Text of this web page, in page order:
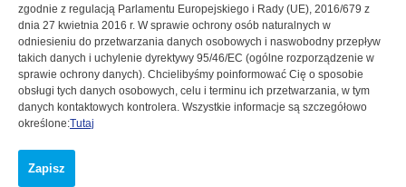
zgodnie z regulacją Parlamentu Europejskiego i Rady (UE), 2016/679 z
dnia 27 kwietnia 2016 r. W sprawie ochrony osób naturalnych w
odniesieniu do przetwarzania danych osobowych i naswobodny przepływ
takich danych i uchylenie dyrektywy 95/46/EC (ogólne rozporządzenie w
sprawie ochrony danych). Chcielibyśmy poinformować Cię o sposobie
obsługi tych danych osobowych, celu i terminu ich przetwarzania, w tym
danych kontaktowych kontrolera. Wszystkie informacje są szczegółowo
określone:Tutaj
Zapisz